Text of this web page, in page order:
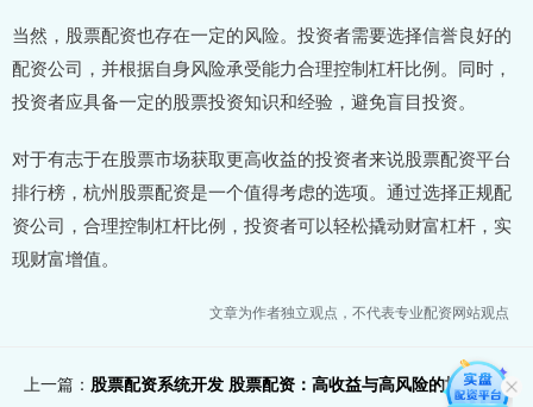
当然，股票配资也存在一定的风险。投资者需要选择信誉良好的
配资公司，并根据自身风险承受能力合理控制杠杆比例。同时，
投资者应具备一定的股票投资知识和经验，避免盲目投资。
对于有志于在股票市场获取更高收益的投资者来说股票配资平台
排行榜，杭州股票配资是一个值得考虑的选项。通过选择正规配
资公司，合理控制杠杆比例，投资者可以轻松撬动财富杠杆，实
现财富增值。
文章为作者独立观点，不代表专业配资网站观点
上一篇： 股票配资系统开发 股票配资：高收益与高风险的博弈